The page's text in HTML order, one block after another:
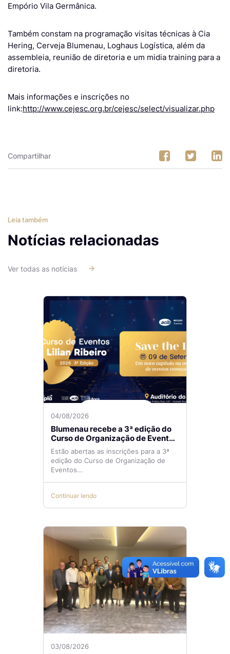
Empório Vila Germânica.
Também constam na programação visitas técnicas à Cia
Hering, Cerveja Blumenau, Loghaus Logística, além da
assembleia, reunião de diretoria e um midia training para a
diretoria.
Mais informações e inscrições no
link:http://www.cejesc.org.br/cejesc/select/visualizar.php
Compartilhar
Leia também
Notícias relacionadas
Ver todas as notícias
04/08/2026
Blumenau recebe a 3ª edição do
Curso de Organização de Eventos
Lilian Ribeiro
Estão abertas as inscrições para a 3ª
edição do Curso de Organização de
Eventos...
Continuar lendo
03/08/2026